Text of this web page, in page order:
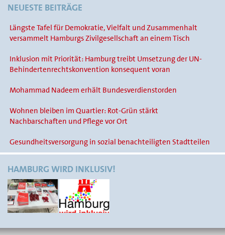
NEUESTE BEITRÄGE
Längste Tafel für Demokratie, Vielfalt und Zusammenhalt
versammelt Hamburgs Zivilgesellschaft an einem Tisch
Inklusion mit Priorität: Hamburg treibt Umsetzung der UN-
Behindertenrechtskonvention konsequent voran
Mohammad Nadeem erhält Bundesverdienstorden
Wohnen bleiben im Quartier: Rot-Grün stärkt
Nachbarschaften und Pflege vor Ort
Gesundheitsversorgung in sozial benachteiligten Stadtteilen
HAMBURG WIRD INKLUSIV!